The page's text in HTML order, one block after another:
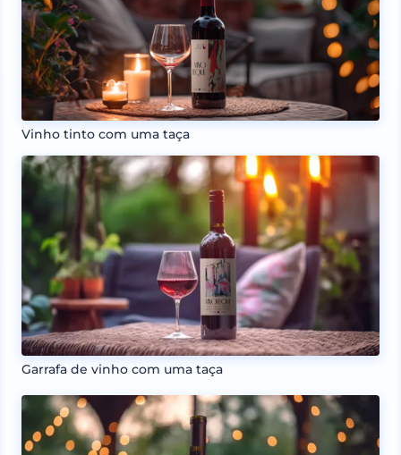
Vinho tinto com uma taça
Garrafa de vinho com uma taça